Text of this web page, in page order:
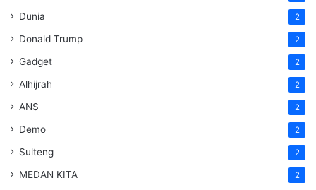
Dunia 2
Donald Trump 2
Gadget 2
Alhijrah 2
ANS 2
Demo 2
Sulteng 2
MEDAN KITA 2